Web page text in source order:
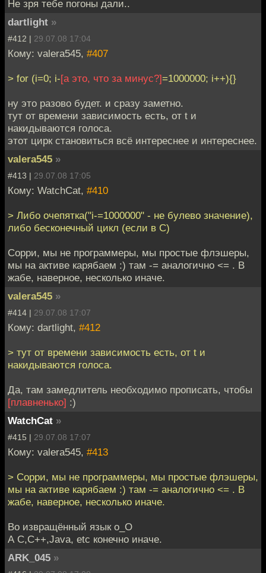
Не зря тебе погоны дали..
dartlight »
#412 | 29.07.08 17:04
Кому: valera545, #407
> for (i=0; i-[а это, что за минус?]=1000000; i++){}
ну это разово будет. и сразу заметно.
тут от времени зависимость есть, от t и
накидываются голоса.
этот цирк становиться всё интереснее и интереснее.
valera545 »
#413 | 29.07.08 17:05
Кому: WatchCat, #410
> Либо очепятка("i-=1000000" - не булево значение),
либо бесконечный цикл (если в С)
Сорри, мы не программеры, мы простые флэшеры,
мы на активе карябаем :) там -= аналогично <= . В
жабе, наверное, несколько иначе.
valera545 »
#414 | 29.07.08 17:07
Кому: dartlight, #412
> тут от времени зависимость есть, от t и
накидываются голоса.
Да, там замедлитель необходимо прописать, чтобы
[плавненько] :)
WatchCat »
#415 | 29.07.08 17:07
Кому: valera545, #413
> Сорри, мы не программеры, мы простые флэшеры,
мы на активе карябаем :) там -= аналогично <= . В
жабе, наверное, несколько иначе.
Во извращённый язык o_O
А C,C++,Java, etc конечно иначе.
ARK_045 »